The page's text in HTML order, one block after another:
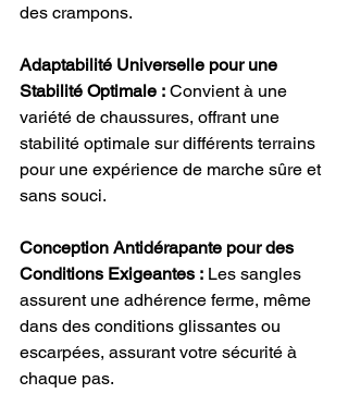
des crampons.
Adaptabilité Universelle pour une
Stabilité Optimale : Convient à une
variété de chaussures, offrant une
stabilité optimale sur différents terrains
pour une expérience de marche sûre et
sans souci.
Conception Antidérapante pour des
Conditions Exigeantes : Les sangles
assurent une adhérence ferme, même
dans des conditions glissantes ou
escarpées, assurant votre sécurité à
chaque pas.